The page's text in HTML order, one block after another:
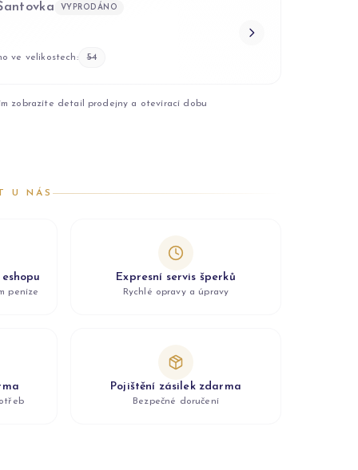
VYPRODÁNO
ve velikostech: 54
zobrazíte detail prodejny a otevírací dobu
U NÁS
peníze
Expresní servis šperků
Rychlé opravy a úpravy
Pojištění zásilek zdarma
Bezpečné doručení